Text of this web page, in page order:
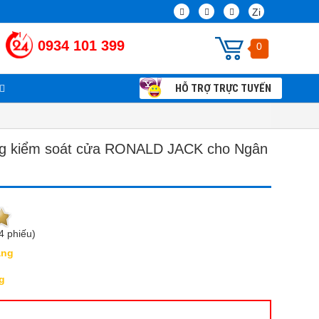
Zi
0934 101 399 0
HỖ TRỢ TRỰC TUYẾN
kiểm soát cửa RONALD JACK cho Ngân
phiếu)